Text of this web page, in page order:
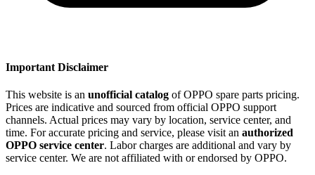
Important Disclaimer
This website is an unofficial catalog of OPPO spare parts pricing.
Prices are indicative and sourced from official OPPO support
channels. Actual prices may vary by location, service center, and
time. For accurate pricing and service, please visit an authorized
OPPO service center. Labor charges are additional and vary by
service center. We are not affiliated with or endorsed by OPPO.